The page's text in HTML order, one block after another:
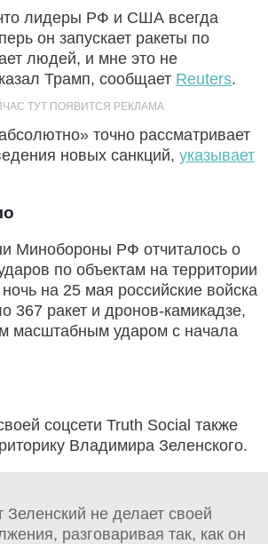
лидеры РФ и США всегда
он запускает ракеты по
людей, и мне это не
Трамп, сообщает Reuters.
точно рассматривает
новых санкций, указывает
Минобороны РФ отчиталось о
по объектам на территории
на 25 мая российские войска
367 ракет и дронов-камикадзе,
масштабным ударом с начала
соцсети Truth Social также
Владимира Зеленского.
Зеленский не делает своей
разговаривая так, как он